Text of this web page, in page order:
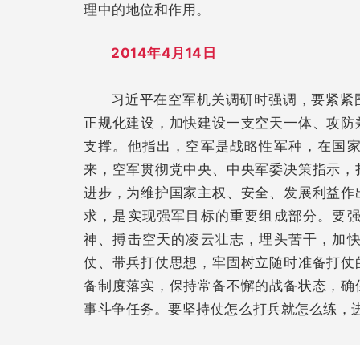
理中的地位和作用。
2014年4月14日
习近平在空军机关调研时强调，要紧
正规化建设，加快建设一支空天一体、攻
支撑。他指出，空军是战略性军种，在国
来，空军贯彻党中央、中央军委决策指示
进步，为维护国家主权、安全、发展利益
求，是实现强军目标的重要组成部分。要
神、搏击空天的凌云壮志，埋头苦干，加
仗、带兵打仗思想，牢固树立随时准备打
备制度落实，保持常备不懈的战备状态，
事斗争任务。要坚持仗怎么打兵就怎么练，